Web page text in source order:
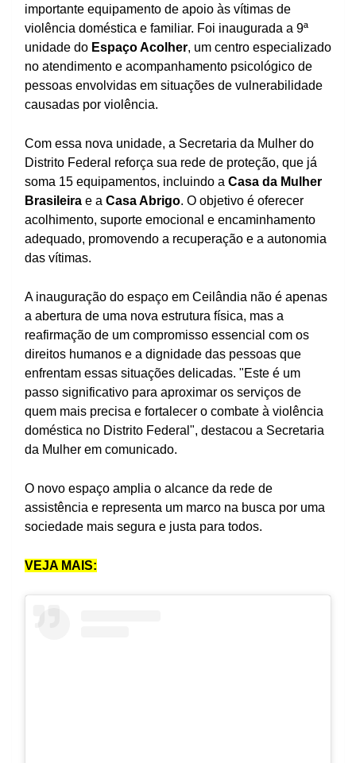
importante equipamento de apoio às vítimas de
violência doméstica e familiar. Foi inaugurada a 9ª
unidade do Espaço Acolher, um centro especializado
no atendimento e acompanhamento psicológico de
pessoas envolvidas em situações de vulnerabilidade
causadas por violência.
Com essa nova unidade, a Secretaria da Mulher do
Distrito Federal reforça sua rede de proteção, que já
soma 15 equipamentos, incluindo a Casa da Mulher
Brasileira e a Casa Abrigo. O objetivo é oferecer
acolhimento, suporte emocional e encaminhamento
adequado, promovendo a recuperação e a autonomia
das vítimas.
A inauguração do espaço em Ceilândia não é apenas
a abertura de uma nova estrutura física, mas a
reafirmação de um compromisso essencial com os
direitos humanos e a dignidade das pessoas que
enfrentam essas situações delicadas. "Este é um
passo significativo para aproximar os serviços de
quem mais precisa e fortalecer o combate à violência
doméstica no Distrito Federal", destacou a Secretaria
da Mulher em comunicado.
O novo espaço amplia o alcance da rede de
assistência e representa um marco na busca por uma
sociedade mais segura e justa para todos.
VEJA MAIS: